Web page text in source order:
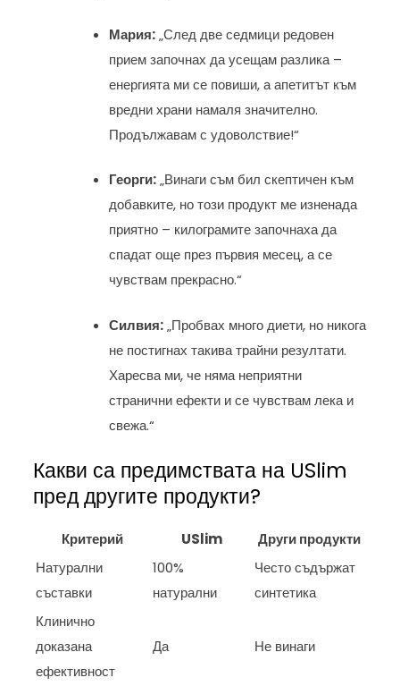
Мария:„След две седмици редовен
прием започнах да усещам разлика –
енергията ми се повиши, а апетитът към
вредни храни намаля значително.
Продължавам с удоволствие!“
Георги:„Винаги съм бил скептичен към
добавките, но този продукт ме изненада
приятно – килограмите започнаха да
спадат още през първия месец, а се
чувствам прекрасно.“
Силвия:„Пробвах много диети, но никога
не постигнах такива трайни резултати.
Харесва ми, че няма неприятни
странични ефекти и се чувствам лека и
свежа.“
Какви са предимствата на USlim
пред другите продукти?
Критерий USlim
Други продукти
Натурални
съставки
100%
натурални
Често съдържат
синтетика
Клинично
доказана
ефективност
Да Не винаги